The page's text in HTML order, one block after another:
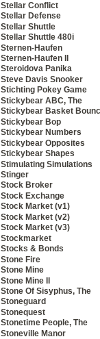
Stellar Conflict
Stellar Defense
Stellar Shuttle
Stellar Shuttle 480i
Sternen-Haufen
Sternen-Haufen II
Steroidova Panika
Steve Davis Snooker
Stichting Pokey Game
Stickybear ABC, The
Stickybear Basket
Stickybear Bop
Stickybear Numbers
Stickybear Opposites
Stickybear Shapes
Stimulating Simulations
Stinger
Stock Broker
Stock Exchange
Stock Market (v1)
Stock Market (v2)
Stock Market (v3)
Stockmarket
Stocks & Bonds
Stone Fire
Stone Mine
Stone Mine II
Stone Of Sisyphus, The
Stoneguard
Stonequest
Stonetime People, The
Stoneville Manor